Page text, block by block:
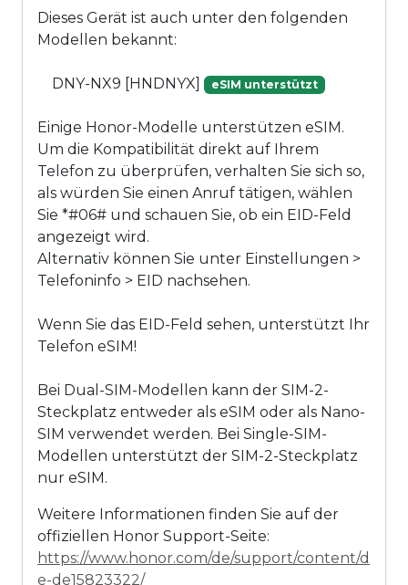
Dieses Gerät ist auch unter den folgenden
Modellen bekannt:
DNY-NX9 [HNDNYX] eSIM unterstützt
Einige Honor-Modelle unterstützen eSIM.
Um die Kompatibilität direkt auf Ihrem
Telefon zu überprüfen, verhalten Sie sich so,
als würden Sie einen Anruf tätigen, wählen
Sie *#06# und schauen Sie, ob ein EID-Feld
angezeigt wird.
Alternativ können Sie unter Einstellungen >
Telefoninfo > EID nachsehen.
Wenn Sie das EID-Feld sehen, unterstützt Ihr
Telefon eSIM!
Bei Dual-SIM-Modellen kann der SIM-2-
Steckplatz entweder als eSIM oder als Nano-
SIM verwendet werden. Bei Single-SIM-
Modellen unterstützt der SIM-2-Steckplatz
nur eSIM.
Weitere Informationen finden Sie auf der
offiziellen Honor Support-Seite:
https://www.honor.com/de/support/content/d
e-de15823322/